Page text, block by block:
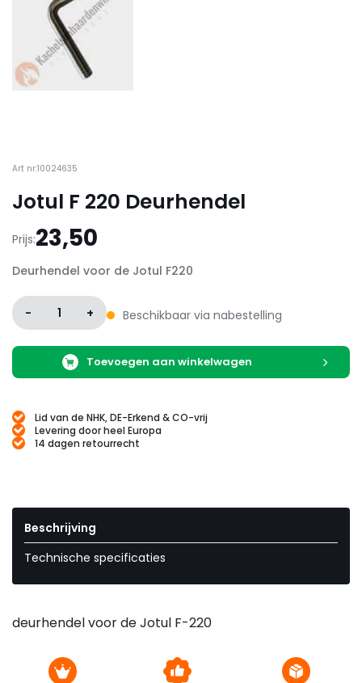
Art nr:10024635
Jotul F 220 Deurhendel
Prijs:23,50
Deurhendel voor de Jotul F220
- 1 + Beschikbaar via nabestelling
Toevoegen aan winkelwagen
Lid van de NHK, DE-Erkend & CO-vrij
Levering door heel Europa
14 dagen retourrecht
Beschrijving
Technische specificaties
deurhendel voor de Jotul F-220